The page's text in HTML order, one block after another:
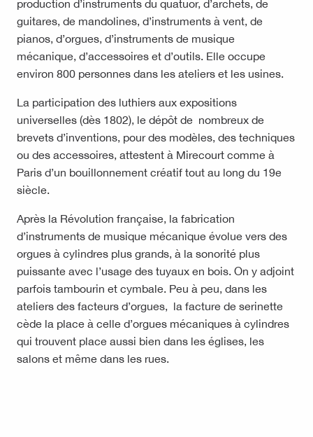
production d’instruments du quatuor, d’archets, de
guitares, de mandolines, d’instruments à vent, de
pianos, d’orgues, d’instruments de musique
mécanique, d’accessoires et d’outils. Elle occupe
environ 800 personnes dans les ateliers et les usines.
La participation des luthiers aux expositions
universelles (dès 1802), le dépôt de nombreux de
brevets d’inventions, pour des modèles, des techniques
ou des accessoires, attestent à Mirecourt comme à
Paris d’un bouillonnement créatif tout au long du 19e
siècle.
Après la Révolution française, la fabrication
d’instruments de musique mécanique évolue vers des
orgues à cylindres plus grands, à la sonorité plus
puissante avec l’usage des tuyaux en bois. On y adjoint
parfois tambourin et cymbale. Peu à peu, dans les
ateliers des facteurs d’orgues, la facture de serinette
cède la place à celle d’orgues mécaniques à cylindres
qui trouvent place aussi bien dans les églises, les
salons et même dans les rues.